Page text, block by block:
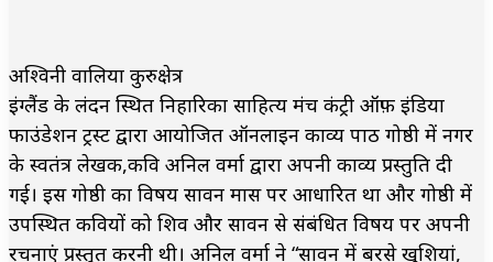
अश्विनी वालिया कुरुक्षेत्र
इंग्लैंड के लंदन स्थित निहारिका साहित्य मंच कंट्री ऑफ़ इंडिया
फाउंडेशन ट्रस्ट द्वारा आयोजित ऑनलाइन काव्य पाठ गोष्ठी में नगर
के स्वतंत्र लेखक,कवि अनिल वर्मा द्वारा अपनी काव्य प्रस्तुति दी
गई। इस गोष्ठी का विषय सावन मास पर आधारित था और गोष्ठी में
उपस्थित कवियों को शिव और सावन से संबंधित विषय पर अपनी
रचनाएं प्रस्तुत करनी थी। अनिल वर्मा ने “सावन में बरसे खुशियां,